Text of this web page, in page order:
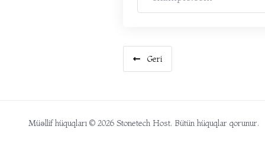
Geri
Müəllif hüquqları © 2026 Stonetech Host. Bütün hüquqlar qorunur.